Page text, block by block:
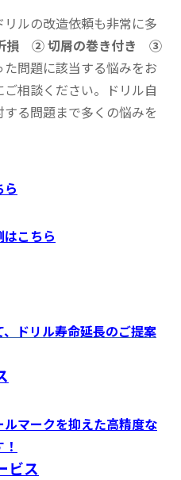
ルの改造依頼も非常に多
損 ② 切屑の巻き付き ③
た問題に該当する悩みをお
相談ください。ドリル自
る問題まで多くの悩みを
ら
こちら
ドリル寿命延長のご提案
マークを抑えた高精度な
ビス